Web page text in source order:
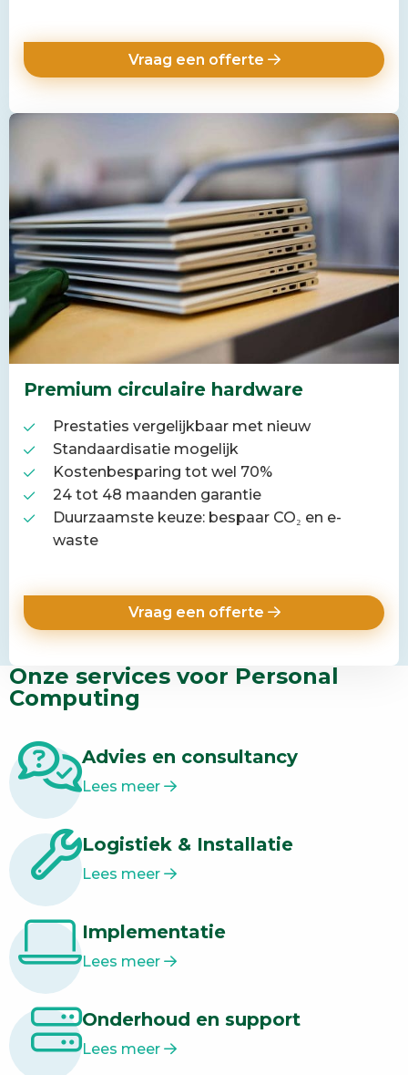
Vraag een offerte
Premium circulaire hardware
Prestaties vergelijkbaar met nieuw
Standaardisatie mogelijk
Kostenbesparing tot wel 70%
24 tot 48 maanden garantie
Duurzaamste keuze: bespaar CO₂ en e-
waste
Vraag een offerte
Onze services voor Personal
Computing
Advies en consultancy
Lees meer
Logistiek & Installatie
Lees meer
Implementatie
Lees meer
Onderhoud en support
Lees meer